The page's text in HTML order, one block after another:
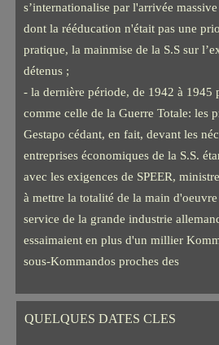
s’internationalise par l'arrivée
dont la rééducation n'était pas une
pratique, la mainmise de la S.S sur
détenus ;
- la dernière période, de 1942 à 1945
comme celle de la Guerre Totale: les
Gestapo cédant, en fait, devant les
entreprises économiques de la S.S.
avec les exigences de SPEER,
à mettre la totalité de la main
service de la grande industrie
essaimaient en plus d'un millier
sous-Kommandos proches des
QUELQUES DATES CLES